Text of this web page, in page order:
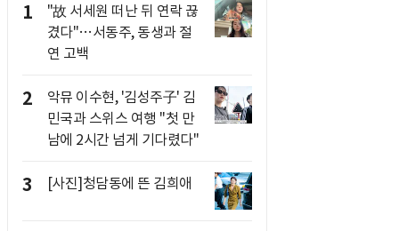
1
"故 서세원 떠난 뒤 연락 끊
겼다"…서동주, 동생과 절
연 고백
2
악뮤 이수현, '김성주子' 김
민국과 스위스 여행 "첫 만
남에 2시간 넘게 기다렸다"
3 [사진]청담동에 뜬 김희애